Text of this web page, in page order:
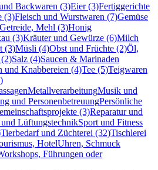
Backwaren (3)Eier (3)Fertiggerichte
(3)Fleisch und Wurstwaren (7)Gemüse
Getreide, Mehl (3)Honig
(3)Kräuter und Gewürze (6)Milch
(3)Müsli (4)Obst und Früchte (2)Öl,
Salz (4)Saucen & Marinaden
und Knabbereien (4)Tee (5)Teigwaren
MetallverarbeitungMusik und
und PersonenbetreuungPersönliche
(3)Reparatur und
LüftungstechnikSport und Fitness
Tierbedarf und Züchterei (32)Tischlerei
HotelUhren, Schmuck
Führungen oder